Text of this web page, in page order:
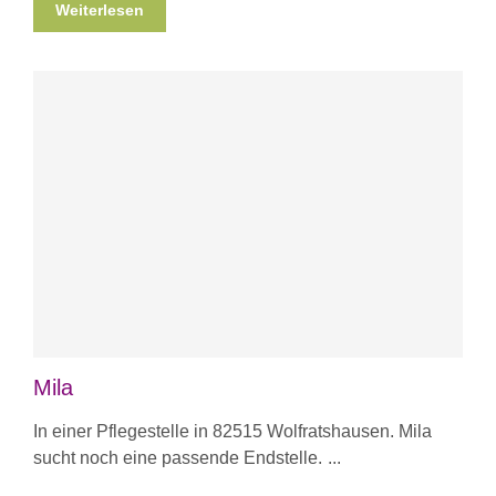
Weiterlesen
Mila
In einer Pflegestelle in 82515 Wolfratshausen. Mila
sucht noch eine passende Endstelle.